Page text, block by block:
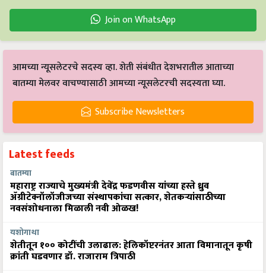
Join on WhatsApp
आमच्या न्यूसलेटरचे सदस्य व्हा. शेती संबंधीत देशभरातील आताच्या
बातम्या मेलवर वाचण्यासाठी आमच्या न्यूसलेटरची सदस्यता घ्या.
Subscribe Newsletters
Latest feeds
बातम्या
महाराष्ट्र राज्याचे मुख्यमंत्री देवेंद्र फडणवीस यांच्या हस्ते ध्रुव
ॲग्रीटेक्नॉलॉजीजच्या संस्थापकांचा सत्कार, शेतकऱ्यांसाठीच्या
नवसंशोधनाला मिळाली नवी ओळख!
यशोगाथा
शेतीतून १०० कोटींची उलाढाल: हेलिकॉप्टरनंतर आता विमानातून कृषी
क्रांती घडवणार डॉ. राजाराम त्रिपाठी